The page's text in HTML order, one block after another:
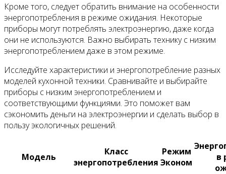
Кроме того, следует обратить внимание на особенности
энергопотребления в режиме ожидания. Некоторые
приборы могут потреблять электроэнергию, даже когда
они не используются. Важно выбирать технику с низким
энергопотреблением даже в этом режиме.
Исследуйте характеристики и энергопотребление разных
моделей кухонной техники. Сравнивайте и выбирайте
приборы с низким энергопотреблением и
соответствующими функциями. Это поможет вам
сэкономить деньги на электроэнергии и сделать выбор в
пользу экологичных решений.
Модель
Класс
энергопотребления
Режим
Эконом
в